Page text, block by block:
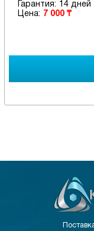
Гарантия:
14 дней
Цена:
7 000 ₸